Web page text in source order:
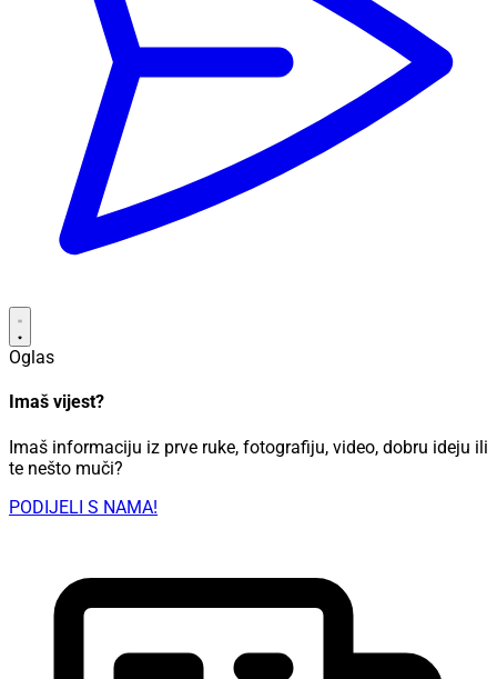
Oglas
Imaš vijest?
Imaš informaciju iz prve ruke, fotografiju, video, dobru ideju ili
te nešto muči?
PODIJELI S NAMA!